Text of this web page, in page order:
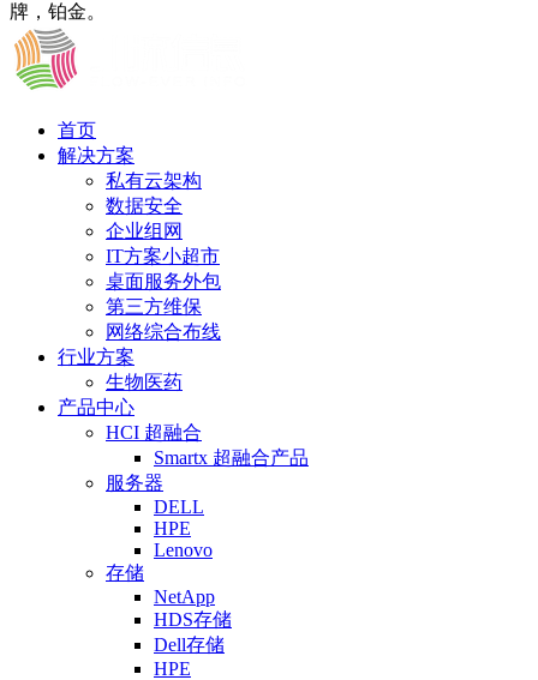
牌，铂金。
首页
解决方案
私有云架构
数据安全
企业组网
IT方案小超市
桌面服务外包
第三方维保
网络综合布线
行业方案
生物医药
产品中心
HCI 超融合
Smartx 超融合产品
服务器
DELL
HPE
Lenovo
存储
NetApp
HDS存储
Dell存储
HPE